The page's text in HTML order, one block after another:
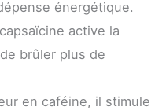
énergétique.
active la
brûler plus de
en caféine, il stimule